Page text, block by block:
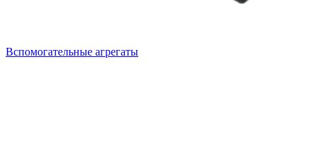
Вспомогательные агрегаты